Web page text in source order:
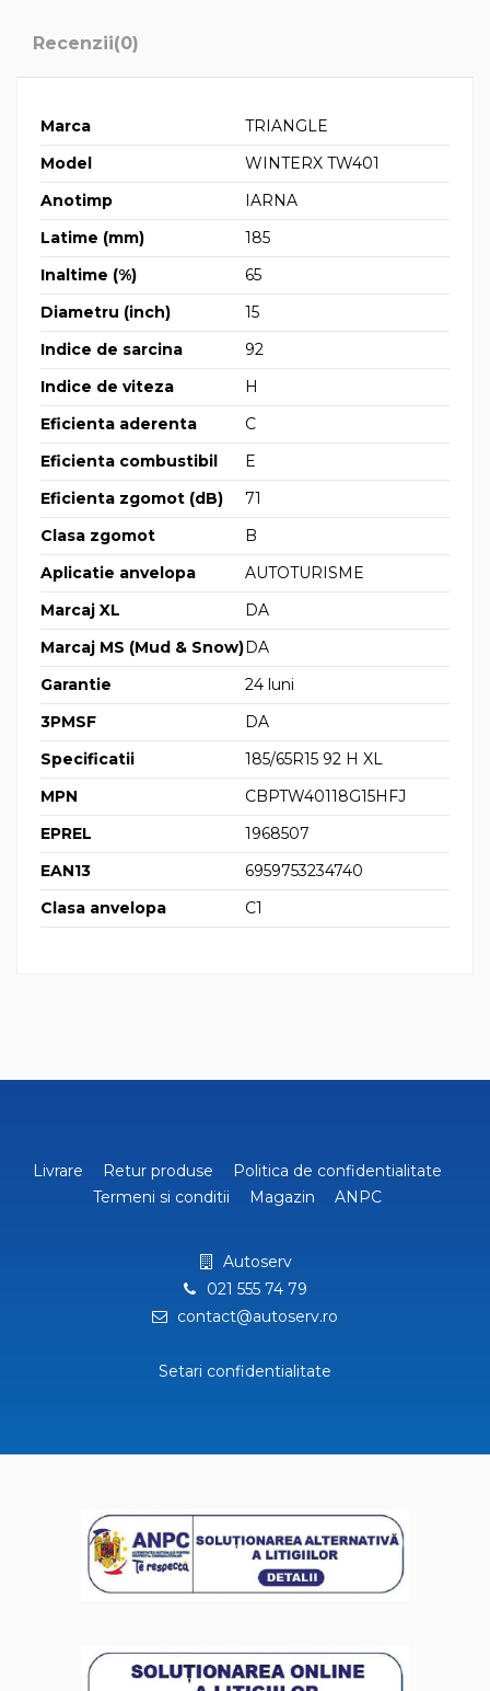
Recenzii(0)
Marca
TRIANGLE
Model
WINTERX TW401
Anotimp
IARNA
Latime (mm)
185
Inaltime (%)
65
Diametru (inch)
15
Indice de sarcina
92
Indice de viteza
H
Eficienta aderenta
C
Eficienta combustibil
E
Eficienta zgomot (dB)
71
Clasa zgomot
B
Aplicatie anvelopa
AUTOTURISME
Marcaj XL
DA
Marcaj MS (Mud & Snow)DA
Garantie
24 luni
3PMSF
DA
Specificatii
185/65R15 92 H XL
MPN
CBPTW40118G15HFJ
EPREL
1968507
EAN13
6959753234740
Clasa anvelopa
C1
Livrare Retur produse
Politica de confidentialitate
Termeni si conditii
Magazin ANPC
Autoserv
021 555 74 79
contact@autoserv.ro
Setari confidentialitate